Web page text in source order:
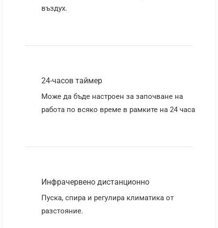
въздух.
24-часов таймер
Може да бъде настроен за започване на
работа по всяко време в рамките на 24 часа
Инфрачервено дистанционно
Пуска, спира и регулира климатика от
разстояние.